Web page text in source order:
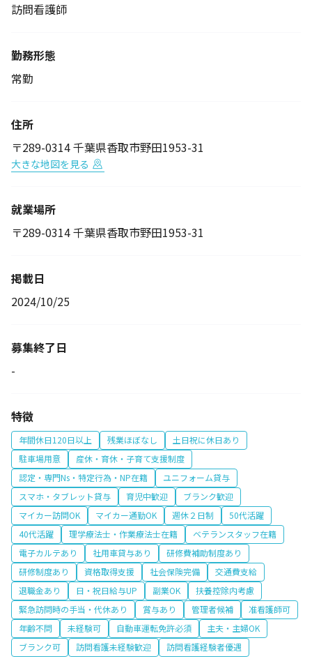
訪問看護師
勤務形態
常勤
住所
〒289-0314 千葉県香取市野田1953-31
大きな地図を見る
就業場所
〒289-0314 千葉県香取市野田1953-31
掲載日
2024/10/25
募集終了日
-
特徴
年間休日120日以上 残業ほぼなし
土日祝に休日あり
駐車場用意
産休・育休・子育て支援制度
認定・専門Ns・特定行為・NP在籍
ユニフォーム貸与
スマホ・タブレット貸与
育児中歓迎
ブランク歓迎
マイカー訪問OK
マイカー通勤OK 週休２日制
50代活躍
40代活躍
理学療法士・作業療法士在籍
ベテランスタッフ在籍
電子カルテあり
社用車貸与あり
研修費補助制度あり
研修制度あり
資格取得支援 社会保険完備
交通費支給
退職金あり
日・祝日給与UP 副業OK
扶養控除内考慮
緊急訪問時の手当・代休あり
賞与あり 管理者候補
准看護師可
年齢不問
未経験可 自動車運転免許必須
主夫・主婦OK
ブランク可
訪問看護未経験歓迎 訪問看護経験者優遇